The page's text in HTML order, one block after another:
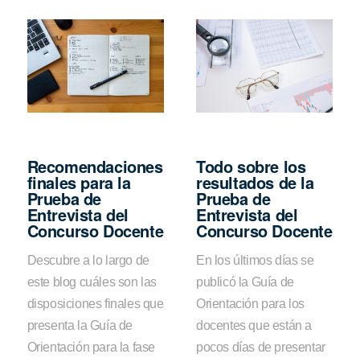
Recomendaciones
finales para la
Prueba de
Entrevista del
Concurso Docente
Descubre a lo largo de
este blog cuáles son las
disposiciones finales que
presenta la Guía de
Orientación para la fase
Todo sobre los
resultados de la
Prueba de
Entrevista del
Concurso Docente
En los últimos días se
publicó la Guía de
Orientación para los
docentes que están a
pocos días de presentar